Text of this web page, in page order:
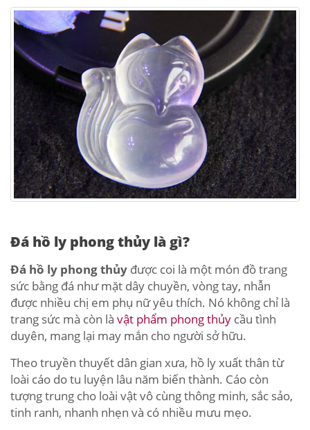
Đá hồ ly phong thủy là gì?
Đá hồ ly phong thủy được coi là một món đồ trang
sức bằng đá như mặt dây chuyền, vòng tay, nhẫn
được nhiều chị em phụ nữ yêu thích. Nó không chỉ là
trang sức mà còn là vật phẩm phong thủy cầu tình
duyên, mang lại may mắn cho người sở hữu.
Theo truyền thuyết dân gian xưa, hồ ly xuất thân từ
loài cáo do tu luyện lâu năm biến thành. Cáo còn
tượng trung cho loài vật vô cùng thông minh, sắc sảo,
tinh ranh, nhanh nhẹn và có nhiều mưu mẹo.